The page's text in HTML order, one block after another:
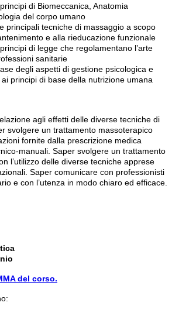
di Biomeccanica, Anatomia
del corpo umano
principali tecniche di massaggio a scopo
e alla rieducazione funzionale
di legge che regolamentano l’arte
sanitarie
degli aspetti di gestione psicologica e
principi di base della nutrizione umana
agli effetti delle diverse tecniche di
svolgere un trattamento massoterapico
fornite dalla prescrizione medica
manuali. Saper svolgere un trattamento
l’utilizzo delle diverse tecniche apprese
Saper comunicare con professionisti
e con l’utenza in modo chiaro ed efficace.
del corso.